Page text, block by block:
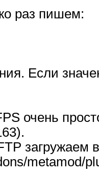
раз пишем:
Если
очень
загружаем
metamod/